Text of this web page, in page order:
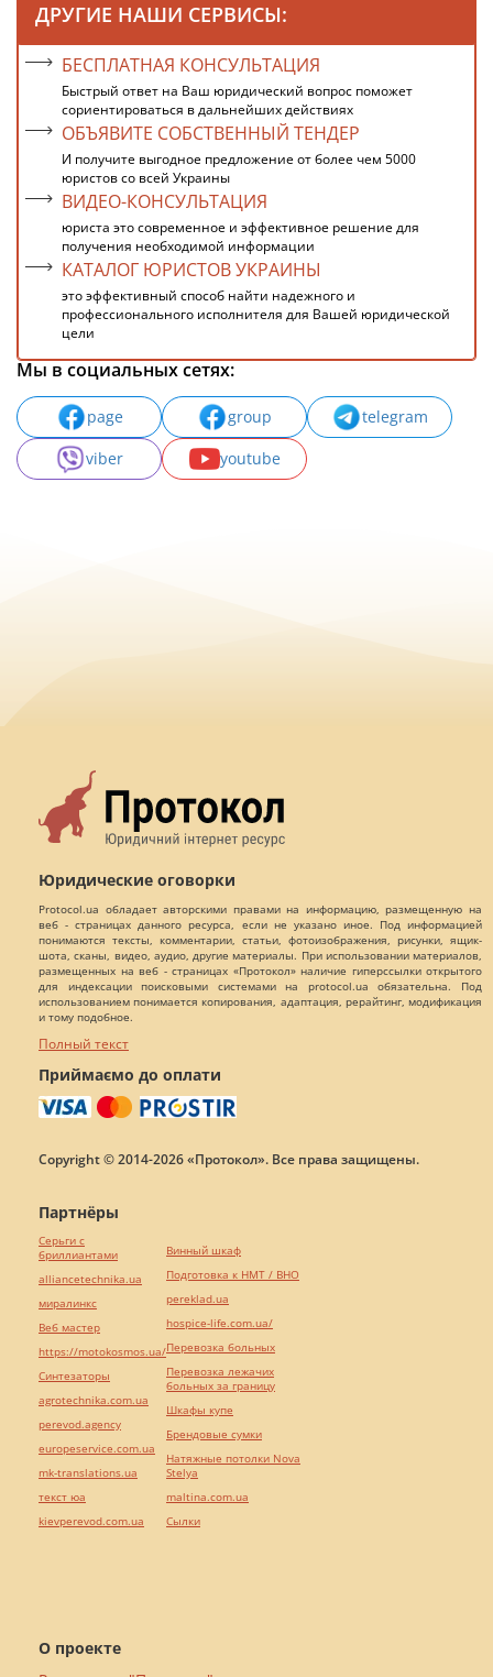
ДРУГИЕ НАШИ СЕРВИСЫ:
БЕСПЛАТНАЯ КОНСУЛЬТАЦИЯ
Быстрый ответ на Ваш юридический вопрос поможет
сориентироваться в дальнейших действиях
ОБЪЯВИТЕ СОБСТВЕННЫЙ ТЕНДЕР
И получите выгодное предложение от более чем 5000
юристов со всей Украины
ВИДЕО-КОНСУЛЬТАЦИЯ
юриста это современное и эффективное решение для
получения необходимой информации
КАТАЛОГ ЮРИСТОВ УКРАИНЫ
это эффективный способ найти надежного и
профессионального исполнителя для Вашей юридической
цели
Мы в социальных сетях:
page group
telegram
viber
youtube
Юридические оговорки
Protocol.ua обладает авторскими правами на информацию, размещенную на
веб - страницах данного ресурса, если не указано иное. Под информацией
понимаются тексты, комментарии, статьи, фотоизображения, рисунки, ящик-
шота, сканы, видео, аудио, другие материалы. При использовании материалов,
размещенных на веб - страницах «Протокол» наличие гиперссылки открытого
для индексации поисковыми системами на protocol.ua обязательна. Под
использованием понимается копирования, адаптация, рерайтинг, модификация
и тому подобное.
Полный текст
Приймаємо до оплати
Copyright © 2014-2026 «Протокол». Все права защищены.
О проекте
Партнёры
Серьги с
бриллиантами
alliancetechnika.ua
миралинкс
Веб мастер
https://motokosmos.ua/
Синтезаторы
agrotechnika.com.ua
perevod.agency
europeservice.com.ua
mk-translations.ua
текст юа
kievperevod.com.ua
Винный шкаф
Подготовка к НМТ / ВНО
pereklad.ua
hospice-life.com.ua/
Перевозка больных
Перевозка лежачих
больных за границу
Шкафы купе
Брендовые сумки
Натяжные потолки Nova
Stelya
maltina.com.ua
Cылки